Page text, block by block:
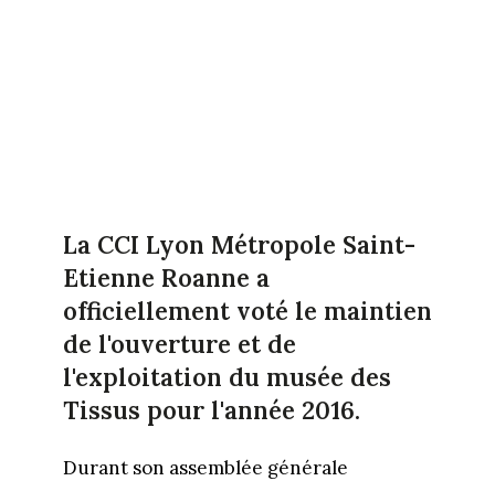
La CCI Lyon Métropole Saint-
Etienne Roanne a
officiellement voté le maintien
de l'ouverture et de
l'exploitation du musée des
Tissus pour l'année 2016.
Durant son assemblée générale